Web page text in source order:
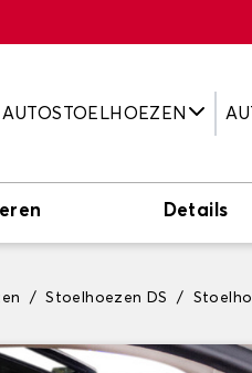
AUTOSTOELHOEZEN
Details
Stoelhoezen DS